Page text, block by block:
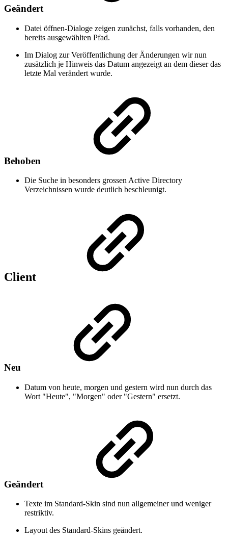
Geändert
Datei öffnen-Dialoge zeigen zunächst, falls vorhanden, den
bereits ausgewählten Pfad.
Im Dialog zur Veröffentlichung der Änderungen wir nun
zusätzlich je Hinweis das Datum angezeigt an dem dieser das
letzte Mal verändert wurde.
Behoben
Die Suche in besonders grossen Active Directory
Verzeichnissen wurde deutlich beschleunigt.
Client
Neu
Datum von heute, morgen und gestern wird nun durch das
Wort "Heute", "Morgen" oder "Gestern" ersetzt.
Geändert
Texte im Standard-Skin sind nun allgemeiner und weniger
restriktiv.
Layout des Standard-Skins geändert.